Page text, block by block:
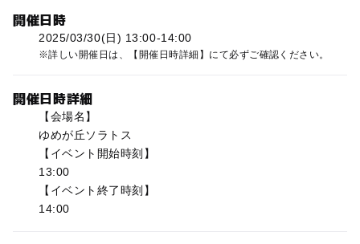
開催日時
2025/03/30(日) 13:00-14:00
詳しい開催日は、【開催日時詳細】にて必ずご確認ください。
開催日時詳細
【会場名】
ゆめが丘ソラトス
【イベント開始時刻】
13:00
【イベント終了時刻】
14:00